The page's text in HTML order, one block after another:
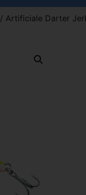
/ Artificiale Darter